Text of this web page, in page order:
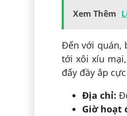
Xem Thêm
Đến với quán,
tới xôi xíu
đấy đầy ắp
Địa chỉ:
Giờ hoạt